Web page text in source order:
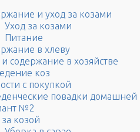
и уход за козами
Уход за козами
Питание
в хлеву
содержание в хозяйстве
коз
с покупкой
повадки домашней
№2
козой